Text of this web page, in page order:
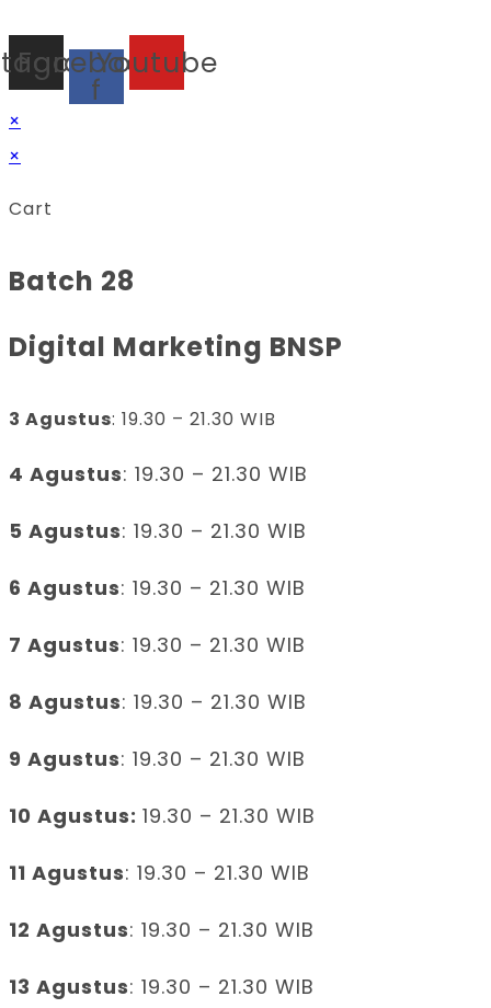
Facebook-
f
Youtube
×
×
Cart
Batch 28
Digital Marketing BNSP
3 Agustus: 19.30 – 21.30 WIB
4 Agustus: 19.30 – 21.30 WIB
5 Agustus: 19.30 – 21.30 WIB
6 Agustus: 19.30 – 21.30 WIB
7 Agustus: 19.30 – 21.30 WIB
8 Agustus: 19.30 – 21.30 WIB
9 Agustus: 19.30 – 21.30 WIB
10 Agustus: 19.30 – 21.30 WIB
11 Agustus: 19.30 – 21.30 WIB
12 Agustus: 19.30 – 21.30 WIB
13 Agustus: 19.30 – 21.30 WIB